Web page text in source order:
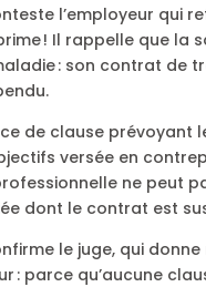
l’employeur qui
! Il rappelle que la
: son contrat de
de clause prévoyant
versée en
ne peut
dont le contrat est
le juge, qui donne
: parce qu’aucune